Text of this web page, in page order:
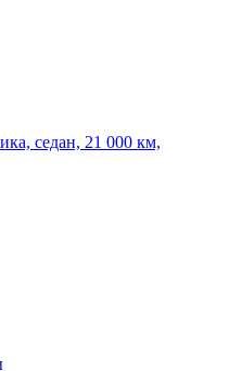
седан, 21 000 км,